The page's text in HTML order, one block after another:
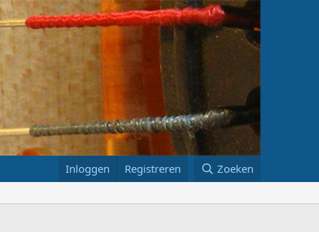
Inloggen Registreren Zoeken